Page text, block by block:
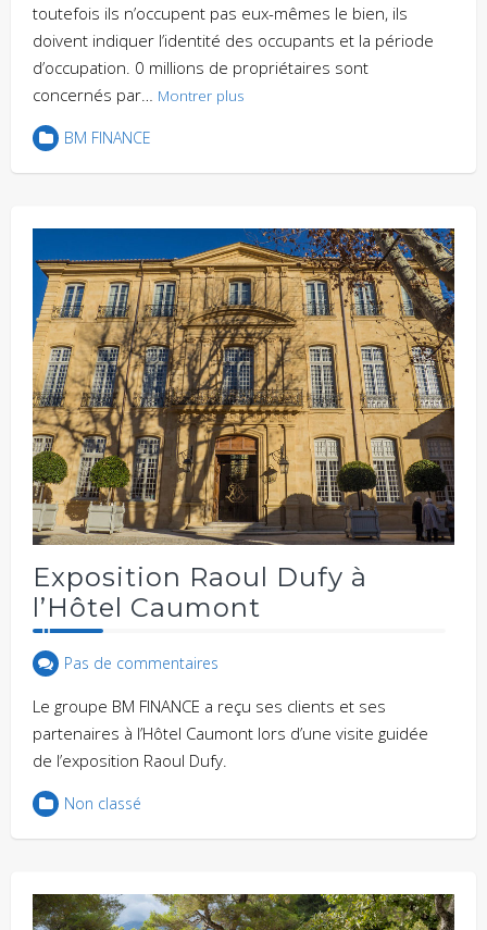
toutefois ils n’occupent pas eux-mêmes le bien, ils
doivent indiquer l’identité des occupants et la période
d’occupation. 0 millions de propriétaires sont
concernés par…
Montrer plus
BM FINANCE
Exposition Raoul Dufy à
l’Hôtel Caumont
Pas de commentaires
Le groupe BM FINANCE a reçu ses clients et ses
partenaires à l’Hôtel Caumont lors d’une visite guidée
de l’exposition Raoul Dufy.
Non classé